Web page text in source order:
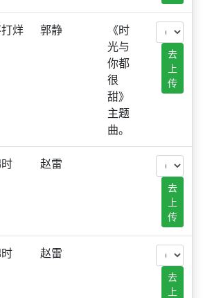
烊 郭静
《时
光与
你都
很
甜》
主题
曲。
去
上
传
赵雷
去
上
传
赵雷
去
上